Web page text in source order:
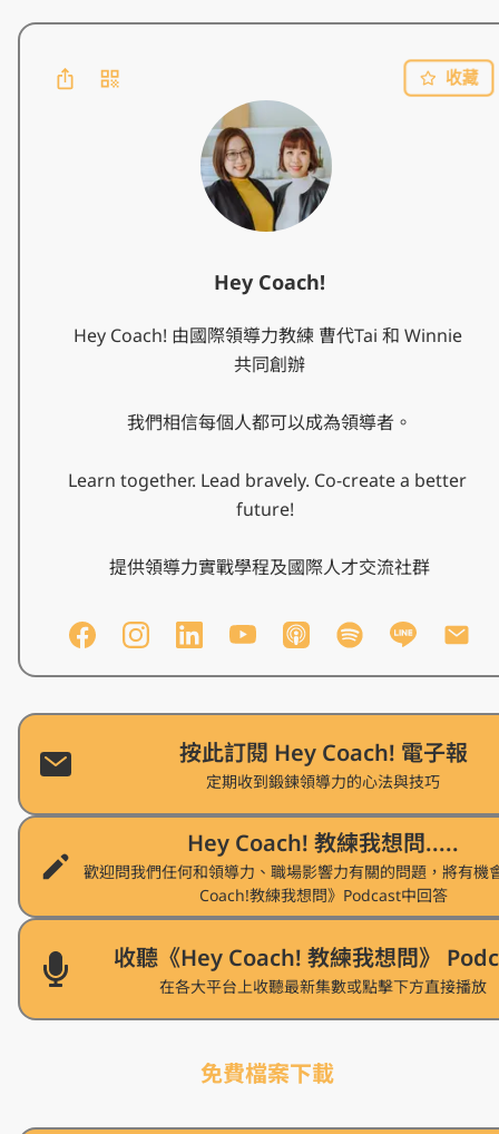
Hey Coach!
Hey Coach! 由國際領導力教練 曹代Tai 和 Winnie
共同創辦
我們相信每個人都可以成為領導者。
Learn together. Lead bravely. Co-create a better
future!
提供領導力實戰學程及國際人才交流社群
收藏
按此訂閱 Hey Coach! 電子報
定期收到鍛鍊領導力的心法與技巧
Hey Coach! 教練我想問.....
歡迎問我們任何和領導力、職場影響力有關的問題，將有機
Coach!教練我想問》Podcast中回答
收聽《Hey Coach! 教練我想問》
在各大平台上收聽最新集數或點擊下方直接播放
免費檔案下載